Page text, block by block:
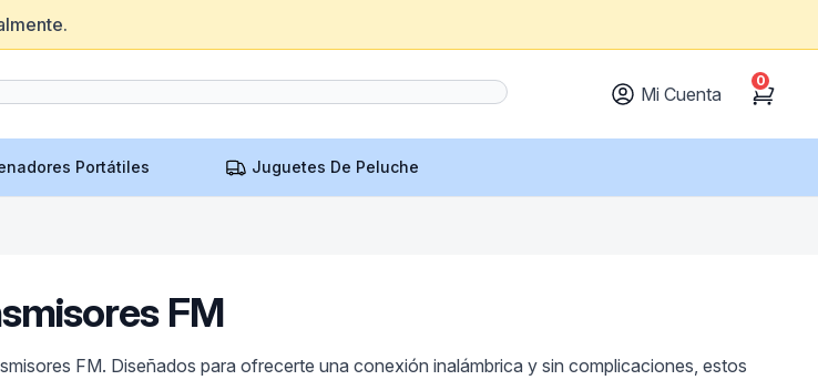
Mi Cuenta Cart
0
Portátiles Juguetes De Peluche
FM
FM. Diseñados para ofrecerte una conexión inalámbrica y sin complicaciones, estos